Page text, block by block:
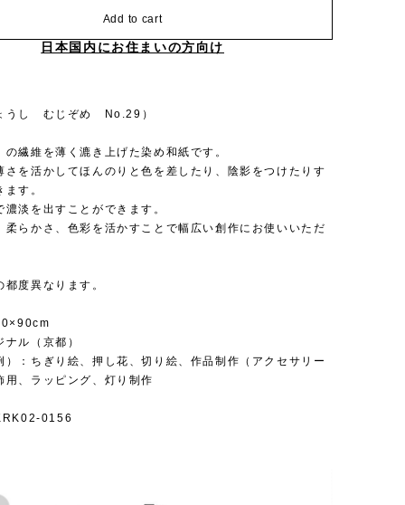
Add to cart
日本国内にお住まいの方向け
うし むじぞめ No.29）
の繊維を薄く漉き上げた染め和紙です。
さを活かしてほんのりと色を差したり、陰影をつけたりす
す。
濃淡を出すことができます。
柔らかさ、色彩を活かすことで幅広い創作にお使いいただ
度異なります。
ル（京都）
）：ちぎり絵、押し花、切り絵、作品制作（アクセサリー
用、ラッピング、灯り制作
0156